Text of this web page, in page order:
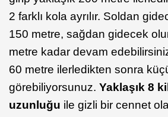
2 farklı kola ayrılır. Soldan
150 metre, sağdan gidecek
metre kadar devam
60 metre ilerledikten sonra
görebiliyorsunuz. Yaklaşık 8
uzunluğu ile gizli bir cennet